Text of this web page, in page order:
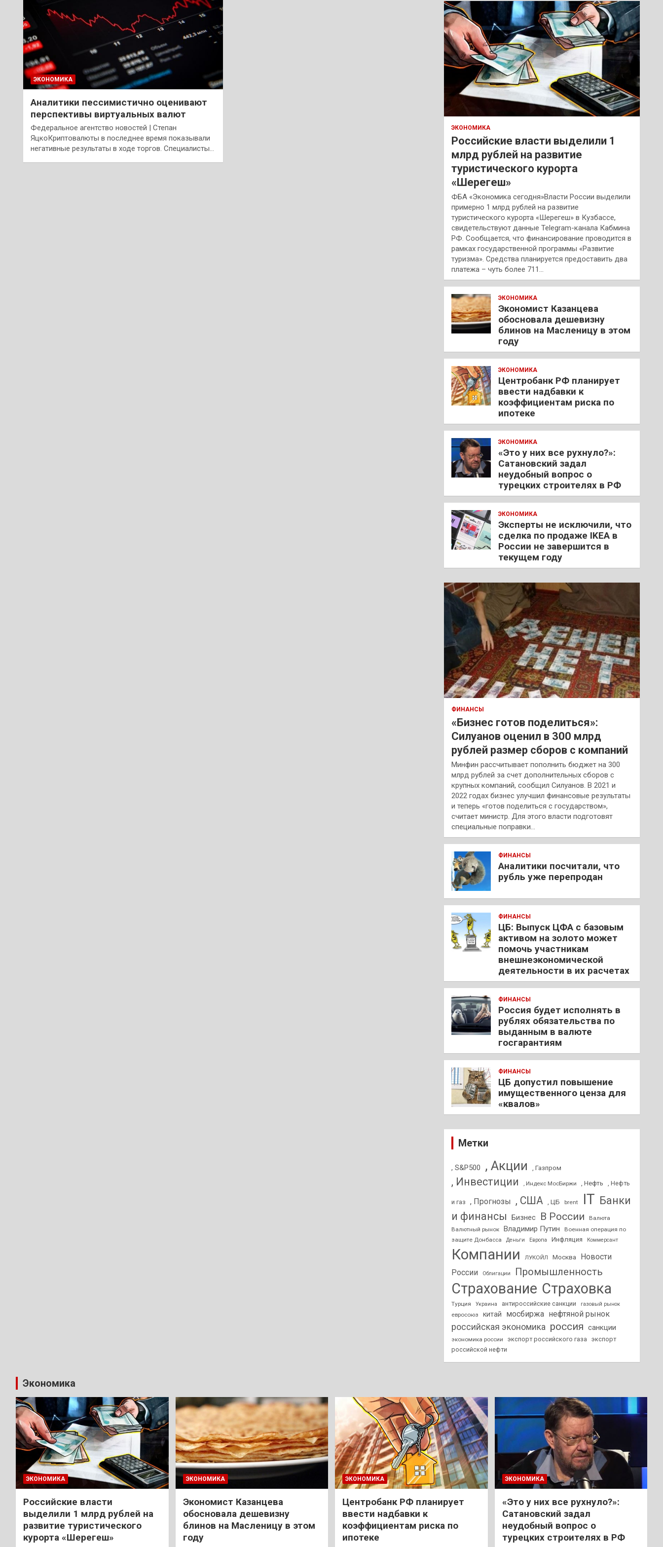
ЭКОНОМИКА
Аналитики пессимистично оценивают
перспективы виртуальных валют
Федеральное агентство новостей | Степан
ЯцкоКриптовалюты в последнее время показывали
негативные результаты в ходе торгов. Специалисты…
к
ЭКОНОМИКА
Российские власти выделили 1
млрд рублей на развитие
туристического курорта
«Шерегеш»
ФБА «Экономика сегодня»Власти России выделили
примерно 1 млрд рублей на развитие
туристического курорта «Шерегеш» в Кузбассе,
свидетельствуют данные Telegram-канала Кабмина
РФ. Сообщается, что финансирование проводится в
рамках государственной программы «Развитие
туризма». Средства планируется предоставить два
платежа – чуть более 711…
ЭКОНОМИКА
Экономист Казанцева
обосновала дешевизну
блинов на Масленицу в этом
году
ЭКОНОМИКА
Центробанк РФ планирует
ввести надбавки к
коэффициентам риска по
ипотеке
ЭКОНОМИКА
«Это у них все рухнуло?»:
Сатановский задал
неудобный вопрос о
турецких строителях в РФ
ЭКОНОМИКА
Эксперты не исключили, что
сделка по продаже IKEA в
России не завершится в
текущем году
ФИНАНСЫ
«Бизнес готов поделиться»:
Силуанов оценил в 300 млрд
рублей размер сборов с компаний
Минфин рассчитывает пополнить бюджет на 300
млрд рублей за счет дополнительных сборов с
крупных компаний, сообщил Силуанов. В 2021 и
2022 годах бизнес улучшил финансовые результаты
и теперь «готов поделиться с государством»,
считает министр. Для этого власти подготовят
специальные поправки…
ФИНАНСЫ
Аналитики посчитали, что
рубль уже перепродан
ФИНАНСЫ
ЦБ: Выпуск ЦФА с базовым
активом на золото может
помочь участникам
внешнеэкономической
деятельности в их расчетах
ФИНАНСЫ
Россия будет исполнять в
рублях обязательства по
выданным в валюте
госгарантиям
ФИНАНСЫ
ЦБ допустил повышение
имущественного ценза для
«квалов»
Метки
, S&P500 , Акции , Газпром
, Инвестиции , Индекс МосБиржи , Нефть , Нефть
и газ , Прогнозы , США , ЦБ brent IT Банки
и финансы
Бизнес В России
Валюта
Валютный рынок
Владимир Путин
Военная операция по
защите Донбасса
Деньги Европа Инфляция Коммерсант
Компании ЛУКОЙЛ Москва
Новости
России
Облигации Промышленность
Страхование Страховка
Турция Украина антироссийские санкции газовый рынок
евросоюз китай мосбиржа нефтяной рынок
российская экономика россия санкции
экономика россии экспорт российского газа
экспорт
российской нефти
Экономика
ЭКОНОМИКА
Российские власти
выделили 1 млрд рублей на
развитие туристического
курорта «Шерегеш»
ЭКОНОМИКА
Экономист Казанцева
обосновала дешевизну
блинов на Масленицу в этом
году
ЭКОНОМИКА
Центробанк РФ планирует
ввести надбавки к
коэффициентам риска по
ипотеке
ЭКОНОМИКА
«Это у них все рухнуло?»:
Сатановский задал
неудобный вопрос о
турецких строителях в РФ